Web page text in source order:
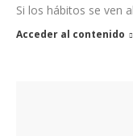
Si los hábitos se ven
Acceder al contenido